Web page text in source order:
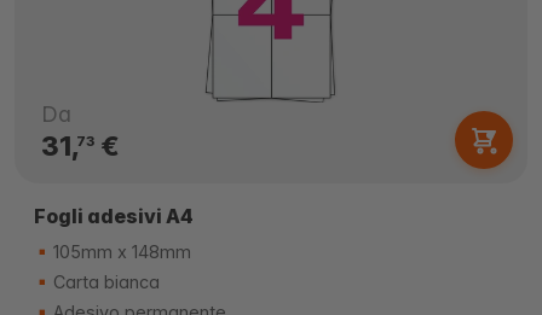
Da
31,73€
Fogli adesivi A4
105mm x 148mm
Carta bianca